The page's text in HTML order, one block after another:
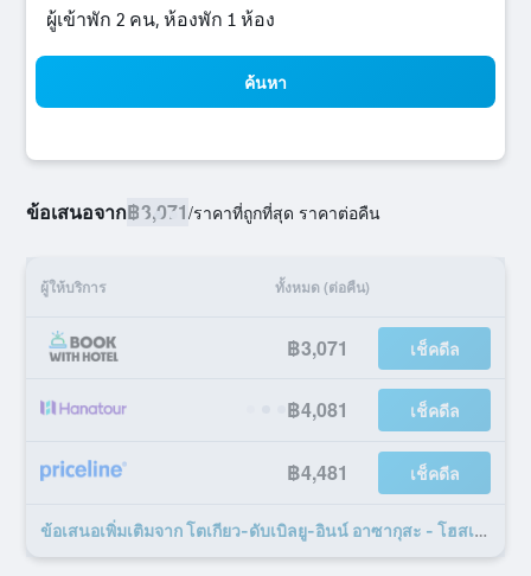
ผู้เข้าพัก 2 คน, ห้องพัก 1 ห้อง
ค้นหา
ข้อเสนอจาก฿3,071/ราคาที่ถูกที่สุด ราคาต่อคืน
ผู้ให้บริการ ทั้งหมด (ต่อคืน)
฿3,071 เช็คดีล
฿4,081 เช็คดีล
฿4,481 เช็คดีล
ข้อเสนอเพิ่มเติมจาก โตเกียว-ดับเบิลยู-อินน์ อาซากุสะ - โฮสเทล 7 รายการ